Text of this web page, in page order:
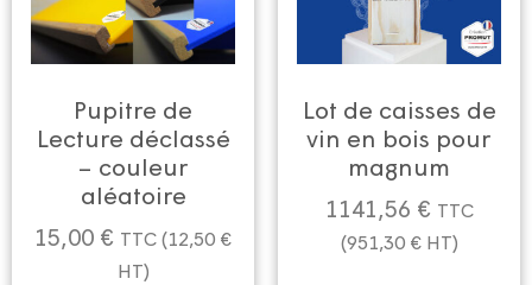
Pupitre de
Lecture déclassé
– couleur
aléatoire
15,00 € TTC (12,50 €
HT)
Lot de caisses de
vin en bois pour
magnum
1141,56 € TTC
(951,30 €HT)